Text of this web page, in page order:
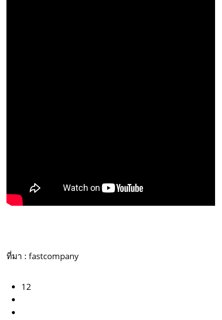
ที่มา :fastcompany
12